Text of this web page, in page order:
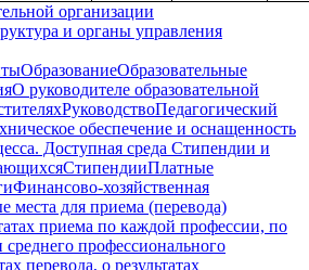
организации
и органы управления
ОбразованиеОбразовательные
О руководителе образовательной
РуководствоПедагогический
обеспечение и оснащенность
Доступная среда Стипендии и
СтипендииПлатные
Финансово-хозяйственная
места для приема (перевода)
приема по каждой профессии, по
профессионального
перевода, о результатах